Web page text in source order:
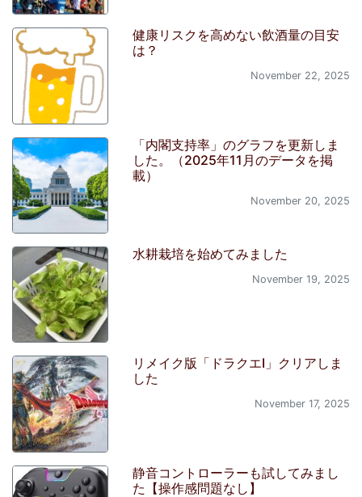
健康リスクを高めない飲酒量の目安
は？
November 22, 2025
「内閣支持率」のグラフを更新しま
した。（2025年11月のデータを掲
載）
November 20, 2025
水耕栽培を始めてみました
November 19, 2025
リメイク版「ドラクエI」クリアしま
した
November 17, 2025
静音コントローラーも試してみまし
た【操作感問題なし】